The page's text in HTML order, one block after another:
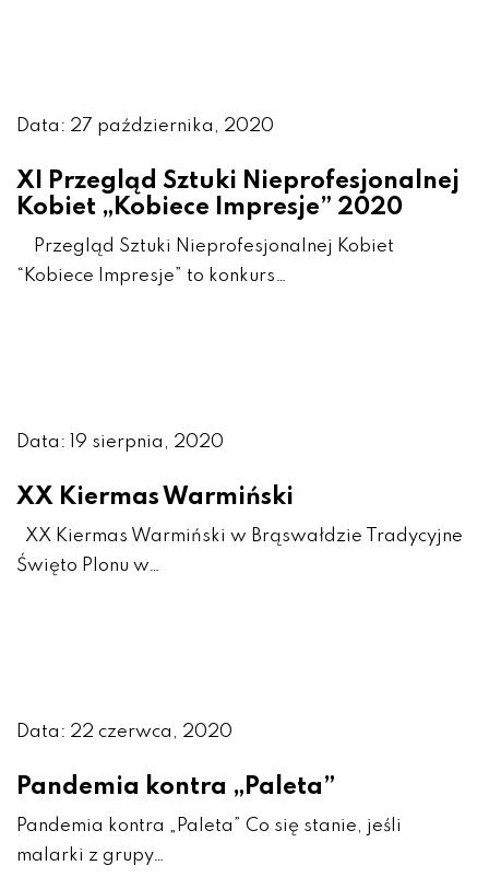
Data: 27 października, 2020
XI Przegląd Sztuki Nieprofesjonalnej
Kobiet „Kobiece Impresje” 2020
Przegląd Sztuki Nieprofesjonalnej Kobiet
“Kobiece Impresje” to konkurs…
Data: 19 sierpnia, 2020
XX Kiermas Warmiński
XX Kiermas Warmiński w Brąswałdzie Tradycyjne
Święto Plonu w…
Data: 22 czerwca, 2020
Pandemia kontra „Paleta”
Pandemia kontra „Paleta” Co się stanie, jeśli
malarki z grupy…